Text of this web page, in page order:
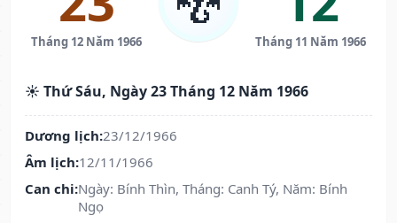
Tháng 12 Năm 1966 Tháng 11 Năm 1966
☀️ Thứ Sáu, Ngày 23 Tháng 12 Năm 1966
Dương lịch:23/12/1966
Âm lịch:12/11/1966
Can chi:Ngày: Bính Thìn, Tháng: Canh Tý, Năm: Bính
Ngọ